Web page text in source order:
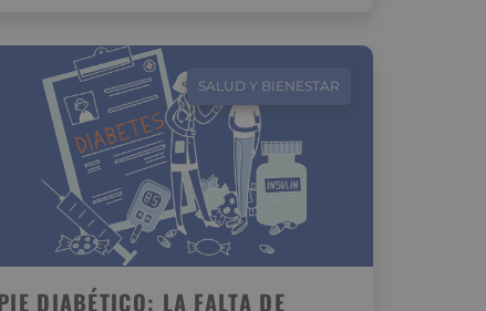
SALUD Y BIENESTAR
DIABÉTICO: LA FALTA DE